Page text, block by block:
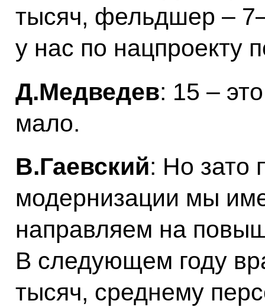
тысяч, фельдшер –
у нас по нацпроекту
Д.Медведев: 15 –
мало.
В.Гаевский: Но зато
модернизации мы
направляем на
В следующем году
тысяч, среднему